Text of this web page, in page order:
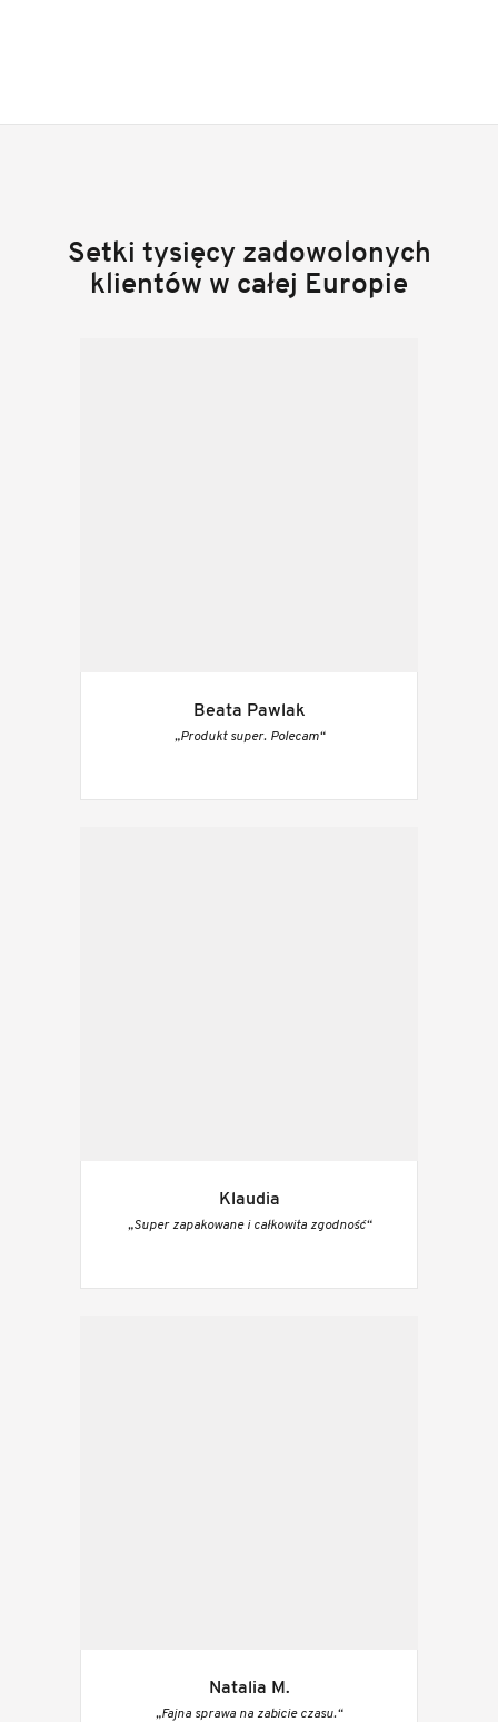
Setki tysięcy zadowolonych
klientów w całej Europie
Beata Pawlak
„Produkt super. Polecam“
Klaudia
„Super zapakowane i całkowita zgodność“
Natalia M.
„Fajna sprawa na zabicie czasu.“